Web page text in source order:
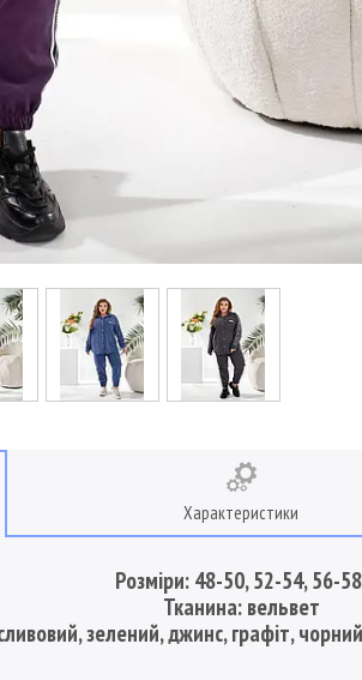
Характеристики
Розміри: 48-50, 52-54, 56-58
Тканина: вельвет
зелений, джинс, графіт,